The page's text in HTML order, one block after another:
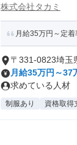
株式会社タカミ
月給35万円～定
〒331-0823埼玉
月給35万円～37
求めている人材
制服あり 資格取得